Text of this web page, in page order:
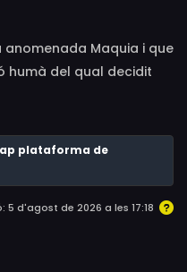
Shishido, Taichi
Takehiro Hasu, Yuuya
Ryota Iwasaki,
Jun'ichi Yanagita,
Shimabukuro, Shogo
Ryunosuke Watanuki
Maquia i que
humà del qual decidit
plataforma de
d'agost de 2026 a les 17:18